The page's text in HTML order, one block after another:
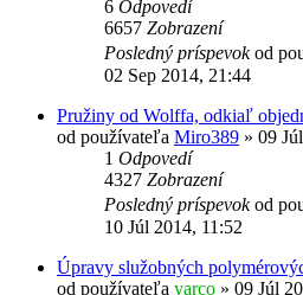
6 Odpovedí
6657 Zobrazení
Posledný príspevokod
02 Sep 2014, 21:44
Pružiny od Wolffa, odkiaľ
od používateľa Miro389 » 09
1 Odpovedí
4327 Zobrazení
Posledný príspevokod
10 Júl 2014, 11:52
Úpravy služobných
od používateľa yarco » 09 Júl